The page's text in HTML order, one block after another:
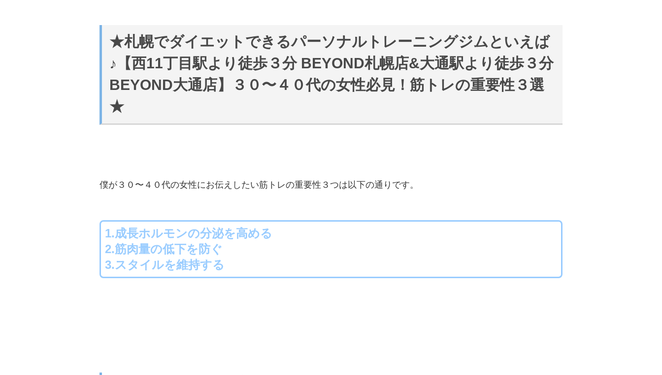
★札幌でダイエットできるパーソナルトレーニングジムといえば
♪【西11丁目駅より徒歩３分 BEYOND札幌店&大通駅より徒歩３分
BEYOND大通店】３０〜４０代の女性必見！筋トレの重要性３選
★
僕が３０〜４０代の女性にお伝えしたい筋トレの重要性３つは以下の通りです。
1.成長ホルモンの分泌を高める
2.筋肉量の低下を防ぐ
3.スタイルを維持する